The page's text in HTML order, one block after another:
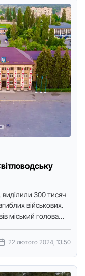
300 тисяч
військових.
міський голова
22 лютого 2024, 13:50